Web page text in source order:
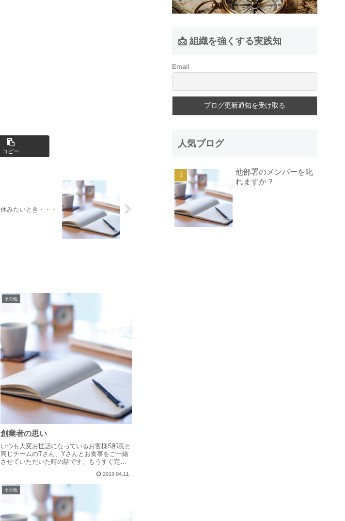
コピー
休みたいとき・・・
その他
創業者の思い
いつも大変お世話になっているお客様S部長と
同じチームのTさん、Yさんとお食事をご一緒
させていただいた時の話です。もうすぐ定年
しており、その時からずっと大切にしている
コトの中に「創業者の思い」があると...
2019.04.11
その他
📩 組織を強くする実践知
Email
人気ブログ
他部署のメンバーを叱
れますか？